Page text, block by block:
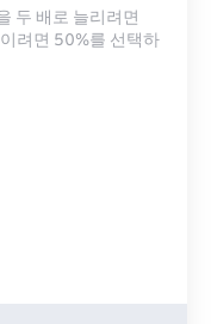
두 배로 늘리려면
려면 50%를 선택하